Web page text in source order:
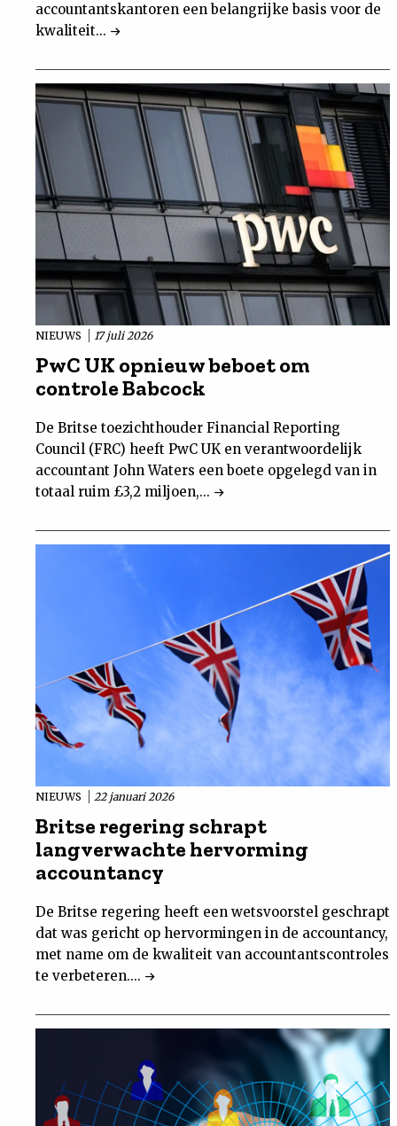
accountantskantoren een belangrijke basis voor de
kwaliteit...
NIEUWS 17 juli 2026
PwC UK opnieuw beboet om
controle Babcock
De Britse toezichthouder Financial Reporting
Council (FRC) heeft PwC UK en verantwoordelijk
accountant John Waters een boete opgelegd van in
totaal ruim £3,2 miljoen,...
NIEUWS 22 januari 2026
Britse regering schrapt
langverwachte hervorming
accountancy
De Britse regering heeft een wetsvoorstel geschrapt
dat was gericht op hervormingen in de accountancy,
met name om de kwaliteit van accountantscontroles
te verbeteren....